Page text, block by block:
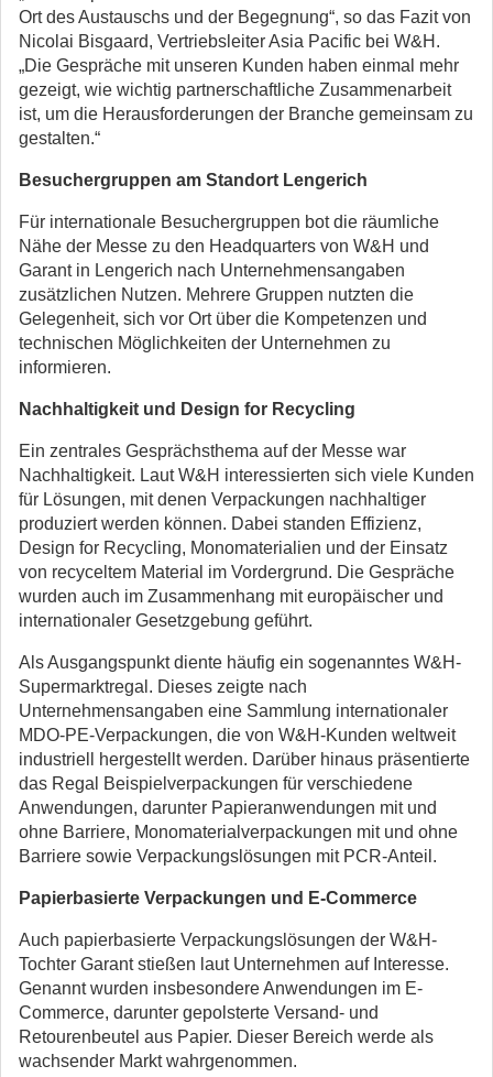
Ort des Austauschs und der Begegnung“, so das Fazit von
Nicolai Bisgaard, Vertriebsleiter Asia Pacific bei W&H.
„Die Gespräche mit unseren Kunden haben einmal mehr
gezeigt, wie wichtig partnerschaftliche Zusammenarbeit
ist, um die Herausforderungen der Branche gemeinsam zu
gestalten.“
Besuchergruppen am Standort Lengerich
Für internationale Besuchergruppen bot die räumliche
Nähe der Messe zu den Headquarters von W&H und
Garant in Lengerich nach Unternehmensangaben
zusätzlichen Nutzen. Mehrere Gruppen nutzten die
Gelegenheit, sich vor Ort über die Kompetenzen und
technischen Möglichkeiten der Unternehmen zu
informieren.
Nachhaltigkeit und Design for Recycling
Ein zentrales Gesprächsthema auf der Messe war
Nachhaltigkeit. Laut W&H interessierten sich viele Kunden
für Lösungen, mit denen Verpackungen nachhaltiger
produziert werden können. Dabei standen Effizienz,
Design for Recycling, Monomaterialien und der Einsatz
von recyceltem Material im Vordergrund. Die Gespräche
wurden auch im Zusammenhang mit europäischer und
internationaler Gesetzgebung geführt.
Als Ausgangspunkt diente häufig ein sogenanntes W&H-
Supermarktregal. Dieses zeigte nach
Unternehmensangaben eine Sammlung internationaler
MDO-PE-Verpackungen, die von W&H-Kunden weltweit
industriell hergestellt werden. Darüber hinaus präsentierte
das Regal Beispielverpackungen für verschiedene
Anwendungen, darunter Papieranwendungen mit und
ohne Barriere, Monomaterialverpackungen mit und ohne
Barriere sowie Verpackungslösungen mit PCR-Anteil.
Papierbasierte Verpackungen und E-Commerce
Auch papierbasierte Verpackungslösungen der W&H-
Tochter Garant stießen laut Unternehmen auf Interesse.
Genannt wurden insbesondere Anwendungen im E-
Commerce, darunter gepolsterte Versand- und
Retourenbeutel aus Papier. Dieser Bereich werde als
wachsender Markt wahrgenommen.